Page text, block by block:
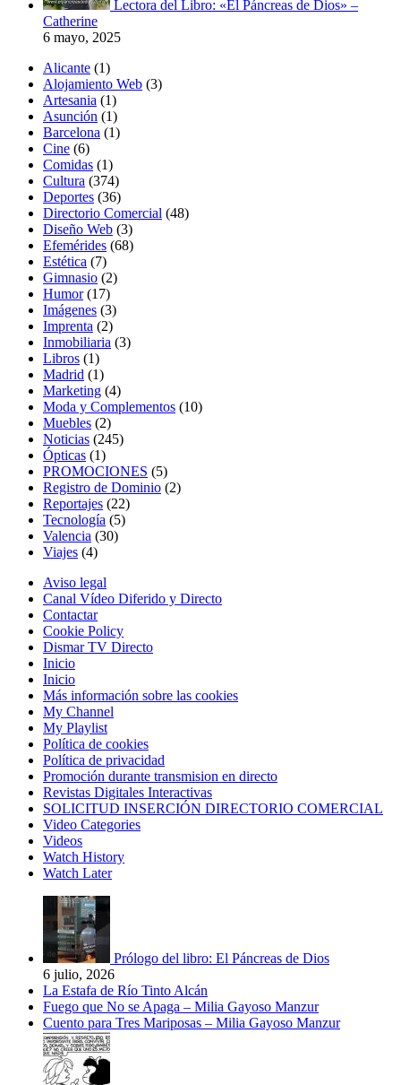
Lectora del Libro: «El Páncreas de Dios» –
Catherine
6 mayo, 2025
Alicante (1)
Alojamiento Web (3)
Artesania (1)
Asunción (1)
Barcelona (1)
Cine (6)
Comidas (1)
Cultura (374)
Deportes (36)
Directorio Comercial (48)
Diseño Web (3)
Efemérides (68)
Estética (7)
Gimnasio (2)
Humor(17)
Imágenes (3)
Imprenta (2)
Inmobiliaria (3)
Libros (1)
Madrid (1)
Marketing (4)
Moda y Complementos (10)
Muebles (2)
Noticias (245)
Ópticas (1)
PROMOCIONES (5)
Registro de Dominio (2)
Reportajes (22)
Tecnología (5)
Valencia (30)
Viajes (4)
Aviso legal
Canal Vídeo Diferido y Directo
Contactar
Cookie Policy
Dismar TV Directo
Inicio
Inicio
Más información sobre las cookies
My Channel
My Playlist
Política de cookies
Política de privacidad
Promoción durante transmision en directo
Revistas Digitales Interactivas
SOLICITUD INSERCIÓN DIRECTORIO COMERCIAL
Video Categories
Videos
Watch History
Watch Later
Prólogo del libro: El Páncreas de Dios
6 julio, 2026
La Estafa de Río Tinto Alcán
Fuego que No se Apaga – Milia Gayoso Manzur
Cuento para Tres Mariposas – Milia Gayoso Manzur